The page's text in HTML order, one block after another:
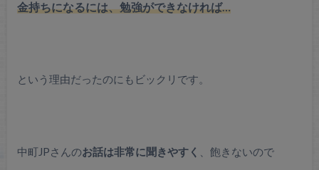
金持ちになるには、勉強ができなければ…
という理由だったのにもビックリです。
中町JPさんのお話は非常に聞きやすく 、飽きないので